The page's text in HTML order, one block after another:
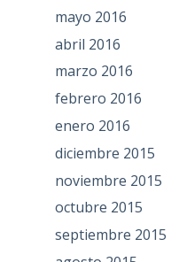
mayo 2016
abril 2016
marzo 2016
febrero 2016
enero 2016
diciembre 2015
noviembre 2015
octubre 2015
septiembre 2015